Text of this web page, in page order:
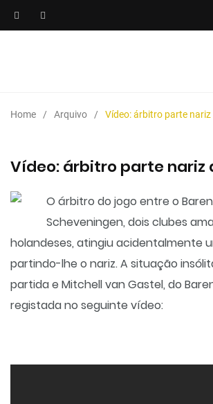
Home Arquivo Vídeo: árbitro parte
Vídeo: árbitro parte nariz
O árbitro do jogo entre o
Scheveningen, dois clubes
holandeses, atingiu acidentalmente
partindo-lhe o nariz. A situação
partida e Mitchell van Gastel, do
registada no seguinte vídeo: